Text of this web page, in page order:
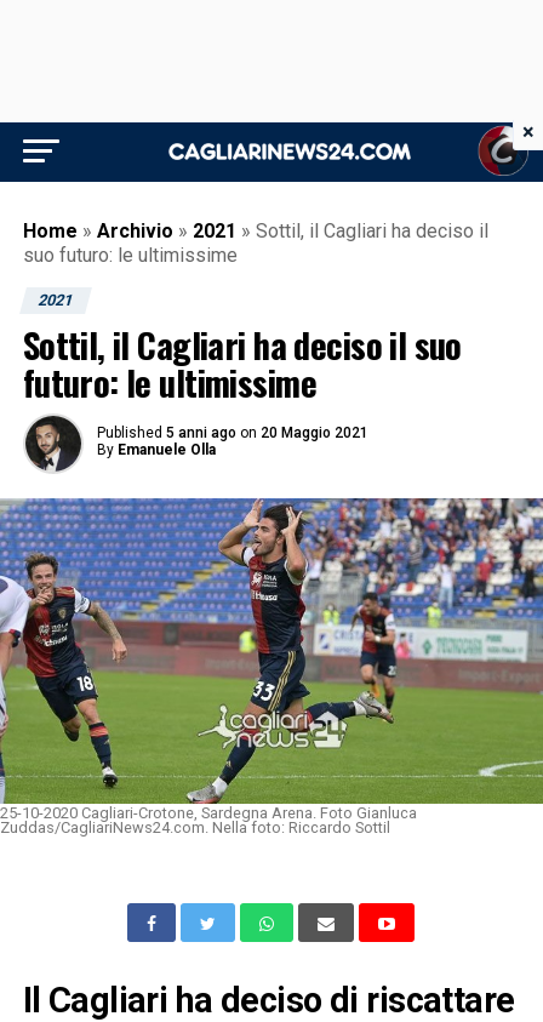
Home » Archivio » 2021 » Sottil, il Cagliari ha deciso il
suo futuro: le ultimissime
2021
Sottil, il Cagliari ha deciso il suo
futuro: le ultimissime
Published 5 anni ago on 20 Maggio 2021
By Emanuele Olla
25-10-2020 Cagliari-Crotone, Sardegna Arena. Foto Gianluca
Zuddas/CagliariNews24.com. Nella foto: Riccardo Sottil
Il Cagliari ha deciso di riscattare
×